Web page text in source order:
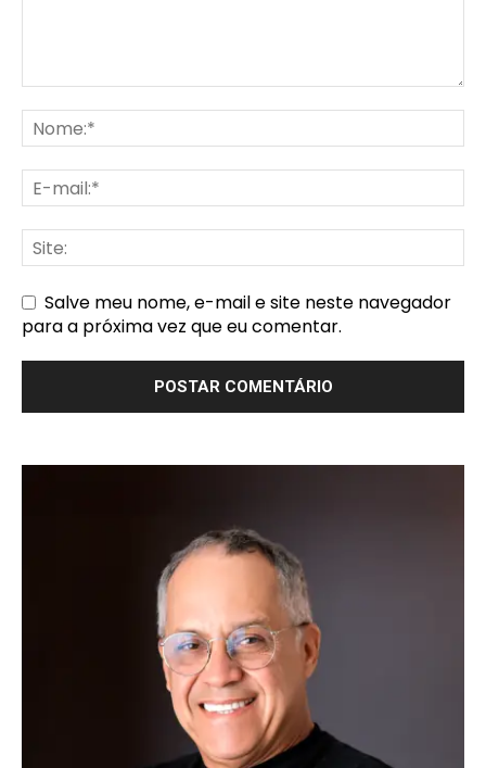
Salve meu nome, e-mail e site neste navegador
para a próxima vez que eu comentar.